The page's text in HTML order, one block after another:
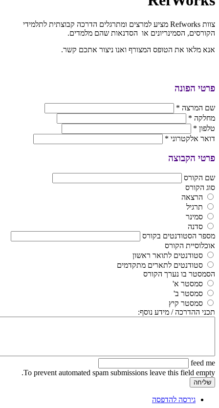
צוות Refworks מציע למרצים ומתרגלים הדרכה קבוצתית לתלמידי
הקורסים, הסמינריונים או הסדנאות שהם מלמדים.
אנא מלאו את הטופס המצורף ואנו ניצור אתכם קשר.
פרטי הפונה
שם המרצה *
מחלקה *
טלפון *
דואר אלקטרוני *
פרטי הקבוצה
שם הקורס
סוג הקורס
הרצאה
תרגיל
סמינר
סדנה
מספר הסטודנטים בקורס
אוכלוסיית הקורס
סטודנטים לתואר ראשון
סטודנטים לתארים מתקדמים
הסמסטר בו נערך הקורס
סמסטר א'
סמסטר ב'
סמסטר קיץ
תכני ההדרכה / מידע נוסף:
feed me
To prevent automated spam submissions leave this field empty.
גירסה להדפסה